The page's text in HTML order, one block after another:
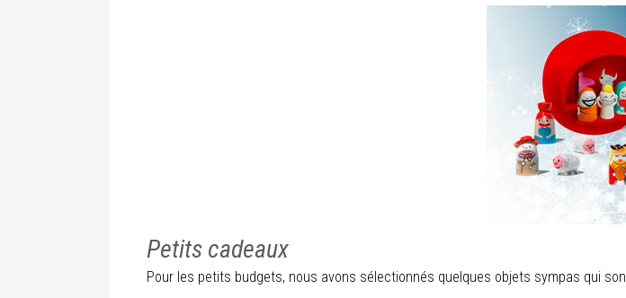
Petits cadeaux
Pour les petits budgets, nous avons sélectionnés quelques objets sympas qui